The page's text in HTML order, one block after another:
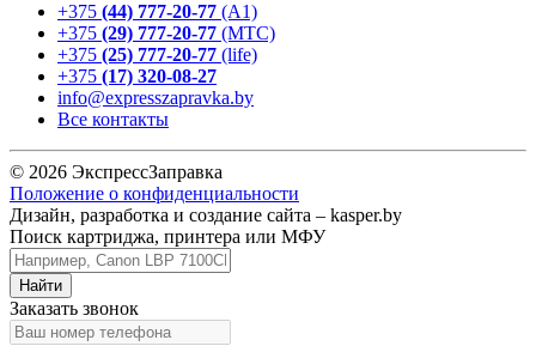
+375 (44) 777-20-77 (А1)
+375 (29) 777-20-77 (МТС)
+375 (25) 777-20-77 (life)
+375 (17) 320-08-27
info@expresszapravka.by
Все контакты
© 2026 ЭкспрессЗаправка
Положение о конфиденциальности
Дизайн, разработка и создание сайта – kasper.by
Поиск картриджа, принтера или МФУ
Заказать звонок